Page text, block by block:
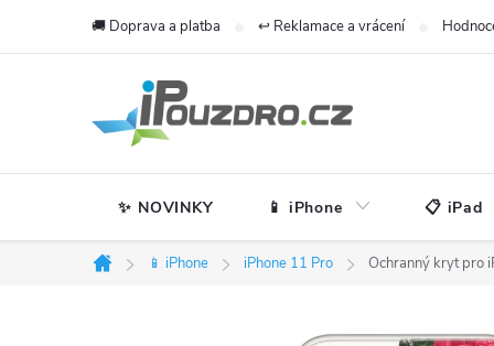
🚚 Doprava a platba ↩️ Reklamace a vrácení
✨ NOVINKY 📱 iPhone 📋 iPad
Domů
📱 iPhone iPhone 11 Pro Ochranný kryt pro